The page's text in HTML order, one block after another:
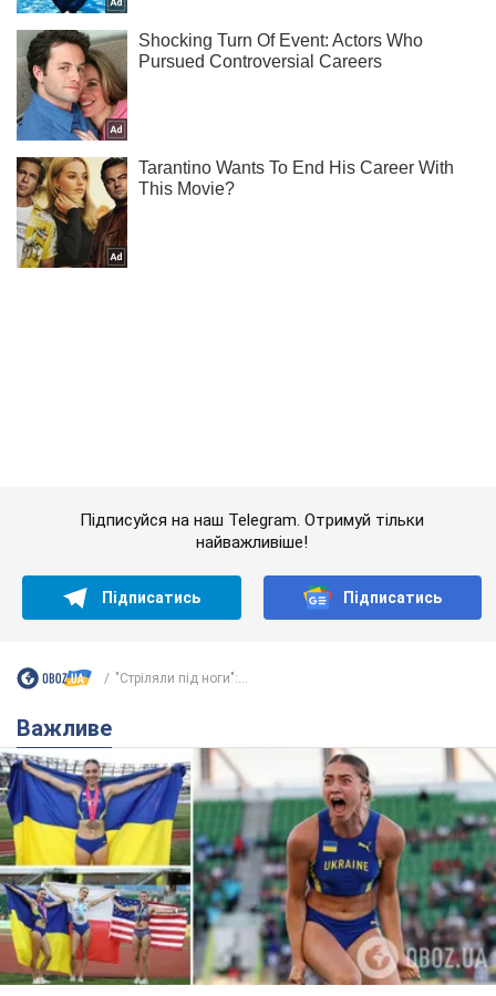
Важливе
Красуня зі Львова з рекордом виграла
історичну медаль для України на чемпіонаті
світу з легкої атлетики U20. Відео
Наша співвітчизниця блискуче виступила в Орегоні
9.08.2026 09:32 71,8 т.
Брітні Спірс зізналася в уколах краси